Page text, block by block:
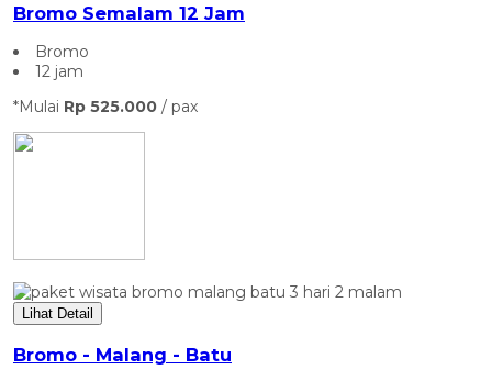
Bromo Semalam 12 Jam
Bromo
12 jam
*Mulai Rp 525.000 / pax
Lihat Detail
Bromo - Malang - Batu